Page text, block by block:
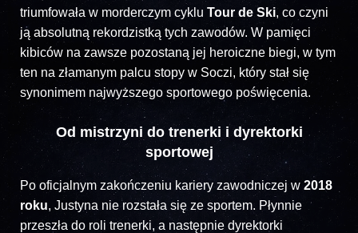
triumfowała w morderczym cyklu Tour de Ski, co czyni
ją absolutną rekordzistką tych zawodów. W pamięci
kibiców na zawsze pozostaną jej heroiczne biegi, w tym
ten na złamanym palcu stopy w Soczi, który stał się
synonimem najwyższego sportowego poświęcenia.
Od mistrzyni do trenerki i dyrektorki
sportowej
Po oficjalnym zakończeniu kariery zawodniczej w 2018
roku, Justyna nie rozstała się ze sportem. Płynnie
przeszła do roli trenerki, a następnie dyrektorki